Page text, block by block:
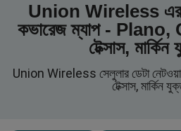
Union Wireless
কভারেজ ম্যাপ -
টেক্সাস, মার্কিন
Union Wireless সেলুলার ডেটা
টেক্সাস, মার্কিন